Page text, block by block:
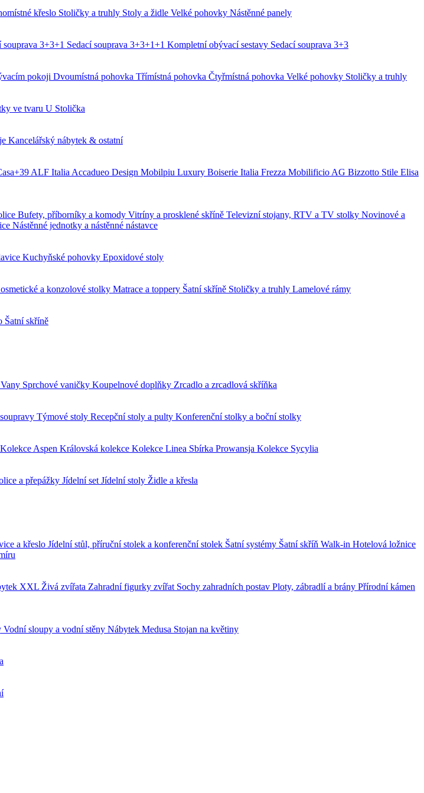
křeslo Stoličky a truhly Stoly a židle Velké pohovky Nástěnné panely
souprava 3+3+1 Sedací souprava 3+3+1+1 Kompletní obývací sestavy Sedací souprava 3+3
pokoji Dvoumístná pohovka Třímístná pohovka Čtyřmístná pohovka Velké pohovky Stoličky a truhly
ve tvaru U Stolička
Kancelářský nábytek & ostatní
ALF Italia Accadueo Design Mobilpiu Luxury Boiserie Italia Frezza Mobilificio AG Bizzotto Stile Elisa
Bufety, příborníky a komody Vitríny a prosklené skříně Televizní stojany, RTV a TV stolky Novinové a
Nástěnné jednotky a nástěnné nástavce
Kuchyňské pohovky Epoxidové stoly
a konzolové stolky Matrace a toppery Šatní skříně Stoličky a truhly Lamelové rámy
Šatní skříně
Vany Sprchové vaničky Koupelnové doplňky Zrcadlo a zrcadlová skříňka
Týmové stoly Recepční stoly a pulty Konferenční stolky a boční stolky
Kolekce Aspen Královská kolekce Kolekce Linea Sbírka Prowansja Kolekce Sycylia
a přepážky Jídelní set Jídelní stoly Židle a křesla
a křeslo Jídelní stůl, příruční stolek a konferenční stolek Šatní systémy Šatní skříň Walk-in Hotelová ložnice
XXL Živá zvířata Zahradní figurky zvířat Sochy zahradních postav Ploty, zábradlí a brány Přírodní kámen
Vodní sloupy a vodní stěny Nábytek Medusa Stojan na květiny